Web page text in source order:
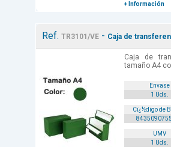
+ Información
Ref. TR3101/VE - Caja de
Caja de
tamaño A4
Envase
1 Uds.
Cï¿½digo de
UMV
1 Uds.